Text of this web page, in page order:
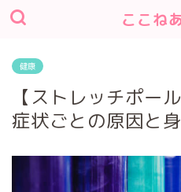
ここね
健康
【ストレッチポー
症状ごとの原因と